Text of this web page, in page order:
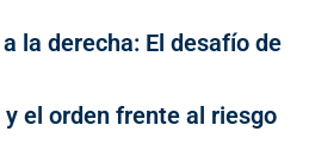
la derecha: El desafío de
el orden frente al riesgo